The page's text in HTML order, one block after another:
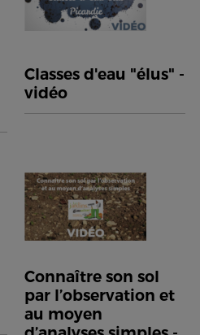
Classes d'eau "élus" -
vidéo
Connaître son sol
par l’observation et
au moyen